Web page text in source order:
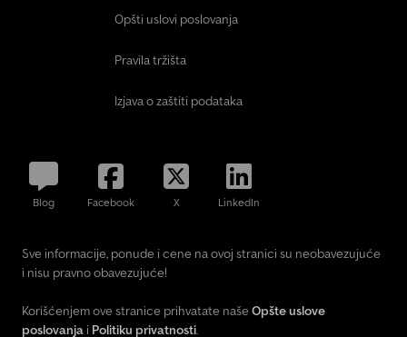
Opšti uslovi poslovanja
Pravila tržišta
Izjava o zaštiti podataka
Blog Facebook X LinkedIn
Sve informacije, ponude i cene na ovoj stranici su neobavezujuće
i nisu pravno obavezujuće!
Korišćenjem ove stranice prihvatate naše Opšte uslove
poslovanja i Politiku privatnosti.